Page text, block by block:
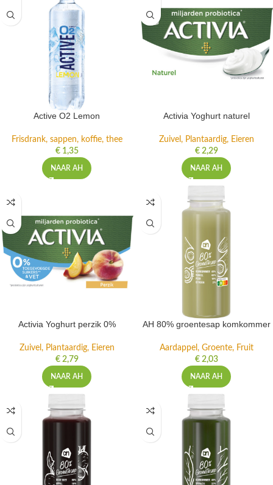
Active O2 Lemon
Frisdrank, sappen, koffie, thee
€1,35
NAAR AH
Activia Yoghurt naturel
Zuivel, Plantaardig, Eieren
€2,29
NAAR AH
Activia Yoghurt perzik 0%
Zuivel, Plantaardig, Eieren
€2,79
NAAR AH
AH 80% groentesap komkommer
Aardappel, Groente, Fruit
€2,03
NAAR AH